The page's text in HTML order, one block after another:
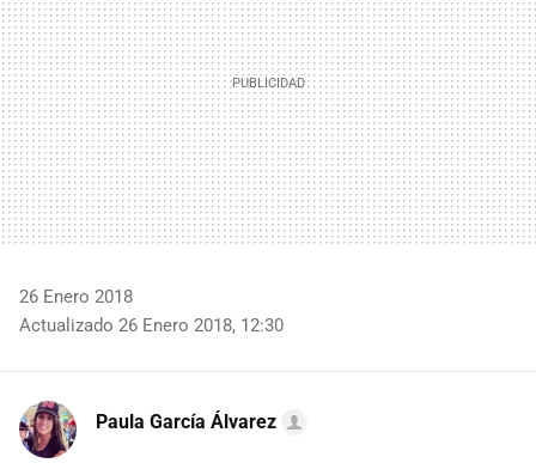
26 Enero 2018
Actualizado 26 Enero 2018, 12:30
Paula García Álvarez